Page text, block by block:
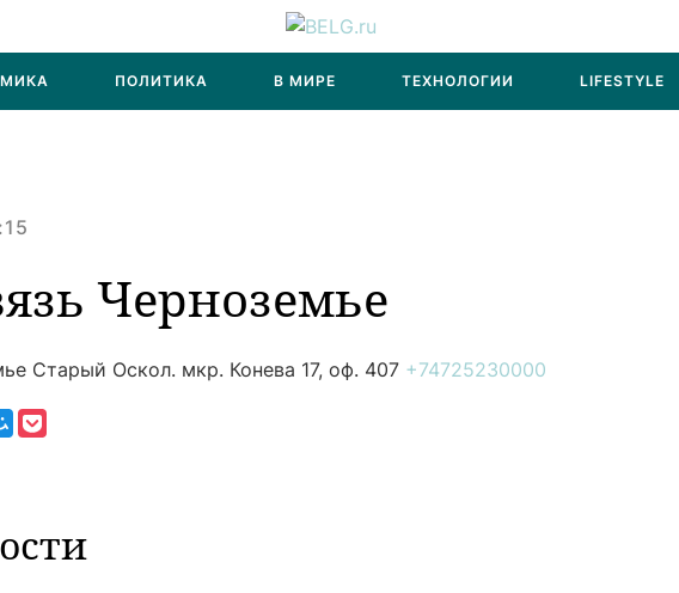
ПОЛИТИКА В МИРЕ ТЕХНОЛОГИИ LIFESTYLE
Черноземье
Старый Оскол. мкр. Конева 17, оф. 407 +74725230000